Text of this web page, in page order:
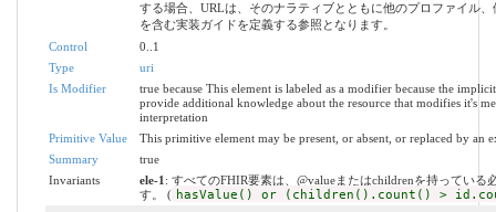
する場合、URLは、そのナラティブとともに他のプロファイル、
を含む実装ガイドを定義する参照となります。
Control
0..1
Type
uri
Is Modifier
true because This element is labeled as a modifier because the
provide additional knowledge about the resource that modifies it's
interpretation
Primitive Value
This primitive element may be present, or absent, or replaced by an
Summary
true
Invariants
ele-1 : すべてのFHIR要素は、@valueまたはchildrenを持っている
す。 ( hasValue() or (children().count() >